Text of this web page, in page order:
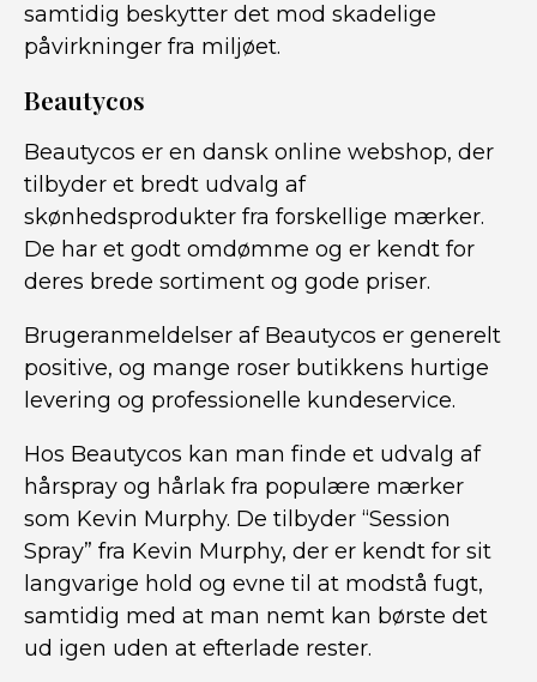
samtidig beskytter det mod skadelige
påvirkninger fra miljøet.
Beautycos
Beautycos er en dansk online webshop, der
tilbyder et bredt udvalg af
skønhedsprodukter fra forskellige mærker.
De har et godt omdømme og er kendt for
deres brede sortiment og gode priser.
Brugeranmeldelser af Beautycos er generelt
positive, og mange roser butikkens hurtige
levering og professionelle kundeservice.
Hos Beautycos kan man finde et udvalg af
hårspray og hårlak fra populære mærker
som Kevin Murphy. De tilbyder “Session
Spray” fra Kevin Murphy, der er kendt for sit
langvarige hold og evne til at modstå fugt,
samtidig med at man nemt kan børste det
ud igen uden at efterlade rester.